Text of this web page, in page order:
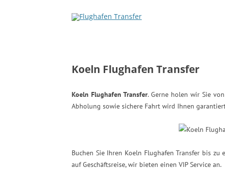
Koeln Flughafen Transfer
Koeln Flughafen Transfer. Gerne holen wir Sie
Abholung sowie sichere Fahrt wird Ihnen
Buchen Sie Ihren Koeln Flughafen Transfer bis
auf Geschäftsreise, wir bieten einen VIP Service an.